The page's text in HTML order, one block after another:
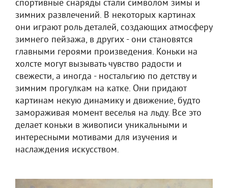
спортивные снаряды стали символом зимы и
зимних развлечений. В некоторых картинах
они играют роль деталей, создающих атмосферу
зимнего пейзажа, в других - они становятся
главными героями произведения. Коньки на
холсте могут вызывать чувство радости и
свежести, а иногда - ностальгию по детству и
зимним прогулкам на катке. Они придают
картинам некую динамику и движение, будто
замораживая момент веселья на льду. Все это
делает коньки в живописи уникальными и
интересными мотивами для изучения и
наслаждения искусством.